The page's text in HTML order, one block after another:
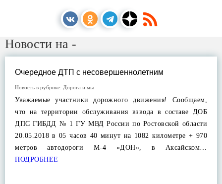
Новости на -
Очередное ДТП с несовершеннолетним
Новость в рубрике: Дорога и мы
Уважаемые участники дорожного движения! Сообщаем,
что на территории обслуживания взвода в составе ДОБ
ДПС ГИБДД № 1 ГУ МВД России по Ростовской области
20.05.2018 в 05 часов 40 минут на 1082 километре + 970
метров автодороги М-4 «ДОН», в Аксайском…
ПОДРОБНЕЕ